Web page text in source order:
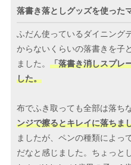
落書き落としグッズを使った
ふだん使っているダイニング
からないくらいの落書きを子
ました。 「落書き消しスプレ
した。
布でふき取っても全部は落ち
ンジで擦るとキレイに落ちま
ましたが、ペンの種類によっ
だなと感じました。ちょっと